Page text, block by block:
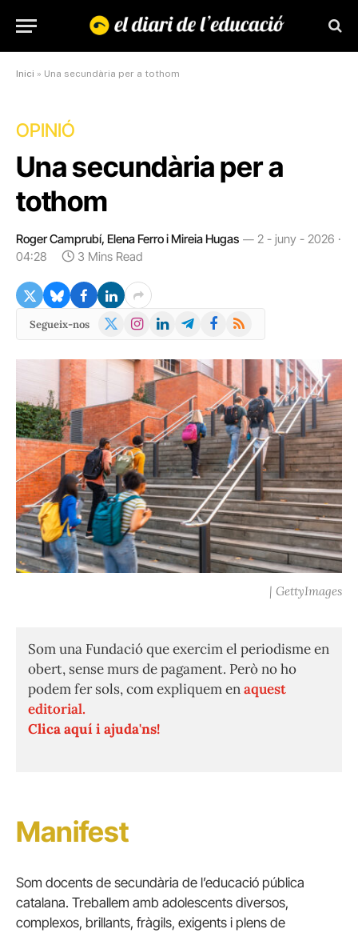
Inici » Una secundària per a tothom
OPINIÓ
Una secundària per a
tothom
Roger Camprubí, Elena Ferro i Mireia Hugas
2 - juny - 2026 ·
04:28
3 Mins Read
Segueix-nos
X
Instagram
LinkedInTelegramFacebook
RSS
| GettyImages
Som una Fundació que exercim el periodisme en
obert, sense murs de pagament. Però no ho
podem fer sols, com expliquem enaquest
editorial.
Clica aquí i ajuda'ns!
Manifest
Som docents de secundària de l’educació pública
catalana. Treballem amb adolescents diversos,
complexos, brillants, fràgils, exigents i plens de